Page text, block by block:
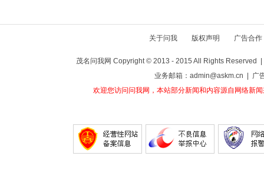
关于问我 版权声明 广告合作
茂名问我网 Copyright © 2013 - 2015 All Rights Reserved
业务邮箱：admin@askm.cn | 广
欢迎您访问问我网，本站部分新闻和内容源自网络新